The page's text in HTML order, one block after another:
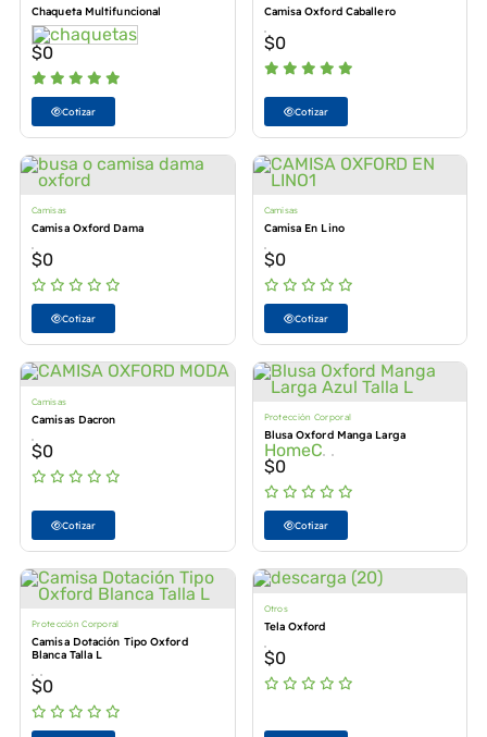
Chaqueta Multifuncional
$0
Cotizar
Camisa Oxford Caballero
$0
Cotizar
Camisas
Camisa Oxford Dama
$0
Cotizar
Camisas
Camisa En Lino
$0
Cotizar
Camisas
Camisas Dacron
$0
Cotizar
Protección Corporal
Blusa Oxford Manga Larga
HomeC
$0
Cotizar
Protección Corporal
Camisa Dotación Tipo Oxford
Blanca Talla L
$0
Otros
Tela Oxford
$0